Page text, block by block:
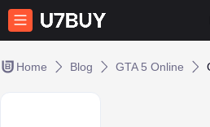
Home Blog GTA 5 Online